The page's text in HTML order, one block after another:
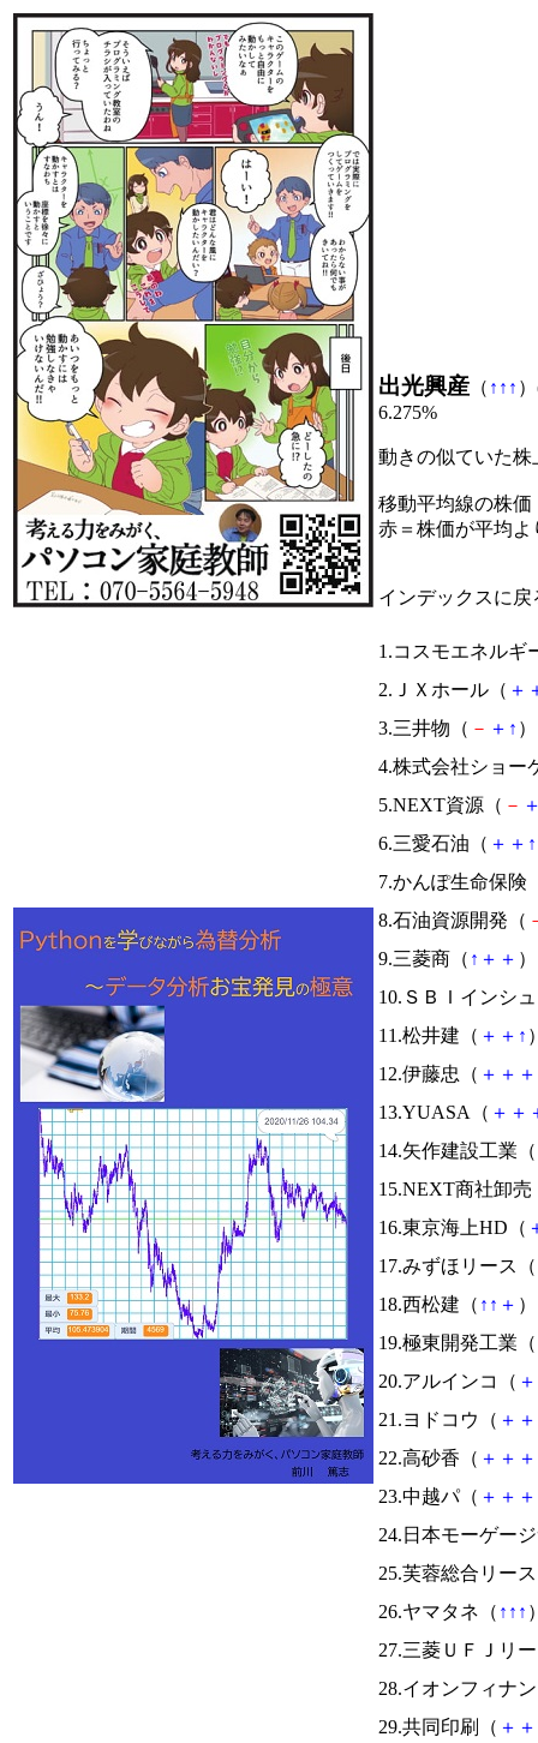
出光興産 （ ↑ ↑ ↑
6.275%
動きの似ていた
移動平均線の株価
赤＝株価が平均
インデックスに戻
1.コスモエネルギ
2.ＪＸホール（ ＋
3.三井物（ － ＋ ↑
4.株式会社ショー
5.NEXT資源（ －
6.三愛石油（ ＋ ＋ ↑
7.かんぽ生命保険
8.石油資源開発（
9.三菱商（ ↑ ＋ ＋
10.ＳＢＩインシ
11.松井建（ ＋ ＋ ↑
12.伊藤忠（ ＋ ＋ ＋
13.YUASA（ ＋ ＋
14.矢作建設工業（
15.NEXT商社卸売
16.東京海上HD（
17.みずほリース（
18.西松建（ ↑ ↑ ＋
19.極東開発工業（
20.アルインコ（ ＋
21.ヨドコウ（ ＋ ＋
22.高砂香（ ＋ ＋ ＋
23.中越パ（ ＋ ＋ ＋
24.日本モーゲー
25.芙蓉総合リー
26.ヤマタネ（ ↑ ↑ ↑
27.三菱ＵＦＪリ
28.イオンフィナ
29.共同印刷（ ＋ ＋